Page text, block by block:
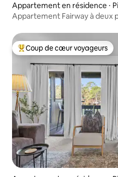
Appartement en résidence ⋅
Appartement Fairway à deux
Coups de cœur voyageurs les
Coup de cœur voyageurs